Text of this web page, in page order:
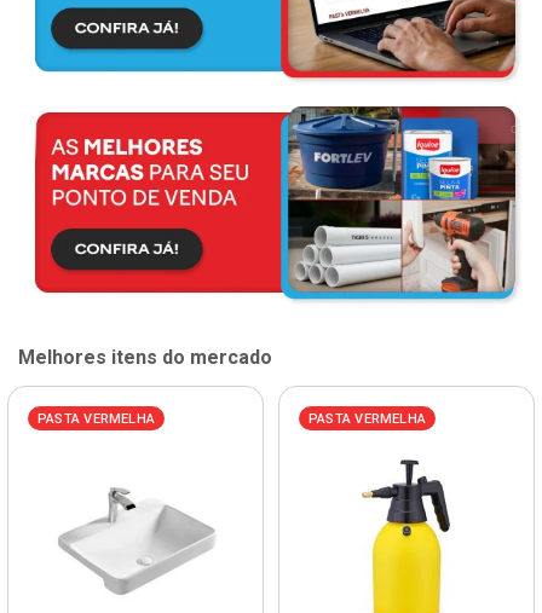
Melhores itens do mercado
PASTA VERMELHA PASTA VERMELHA